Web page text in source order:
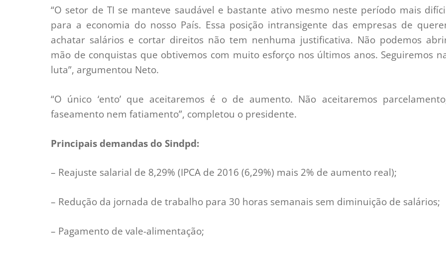
“O setor de TI se manteve saudável e bastante ativo mesmo neste período mais
para a economia do nosso País. Essa posição intransigente das empresas de
achatar salários e cortar direitos não tem nenhuma justificativa. Não podemos
mão de conquistas que obtivemos com muito esforço nos últimos anos. Seguiremos
luta”, argumentou Neto.
“O único ‘ento’ que aceitaremos é o de aumento. Não aceitaremos
faseamento nem fatiamento”, completou o presidente.
Principais demandas do Sindpd:
– Reajuste salarial de 8,29% (IPCA de 2016 (6,29%) mais 2% de aumento real);
– Redução da jornada de trabalho para 30 horas semanais sem diminuição de salários;
– Pagamento de vale-alimentação;